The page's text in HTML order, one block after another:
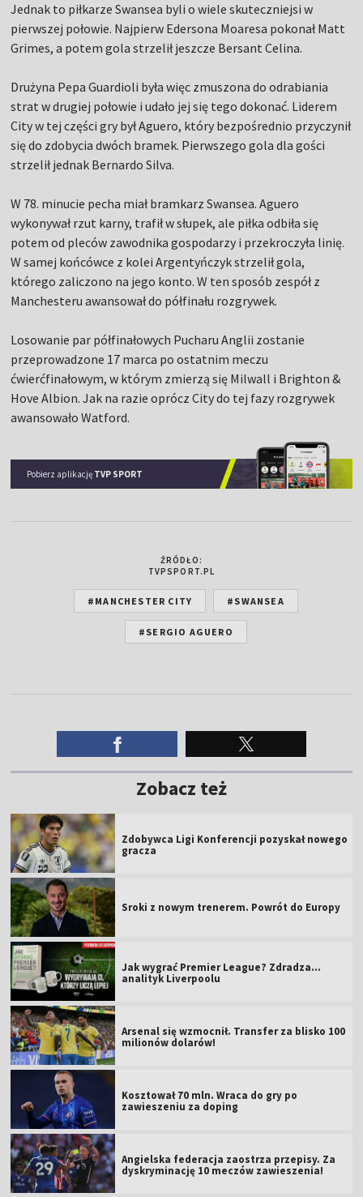
Jednak to piłkarze Swansea byli o wiele skuteczniejsi w
pierwszej połowie. Najpierw Edersona Moaresa pokonał Matt
Grimes, a potem gola strzelił jeszcze Bersant Celina.
Drużyna Pepa Guardioli była więc zmuszona do odrabiania
strat w drugiej połowie i udało jej się tego dokonać. Liderem
City w tej części gry był Aguero, który bezpośrednio przyczynił
się do zdobycia dwóch bramek. Pierwszego gola dla gości
strzelił jednak Bernardo Silva.
W 78. minucie pecha miał bramkarz Swansea. Aguero
wykonywał rzut karny, trafił w słupek, ale piłka odbiła się
potem od pleców zawodnika gospodarzy i przekroczyła linię.
W samej końcówce z kolei Argentyńczyk strzelił gola,
którego zaliczono na jego konto. W ten sposób zespół z
Manchesteru awansował do półfinału rozgrywek.
Losowanie par półfinałowych Pucharu Anglii zostanie
przeprowadzone 17 marca po ostatnim meczu
ćwierćfinałowym, w którym zmierzą się Milwall i Brighton &
Hove Albion. Jak na razie oprócz City do tej fazy rozgrywek
awansowało Watford.
Pobierz aplikację TVP SPORT
ŹRÓDŁO:
TVPSPORT.PL
#MANCHESTER CITY #SWANSEA
#SERGIO AGUERO
Zobacz też
Zdobywca Ligi Konferencji pozyskał nowego
gracza
Sroki z nowym trenerem. Powrót do Europy
Jak wygrać Premier League? Zdradza...
analityk Liverpoolu
Arsenal się wzmocnił. Transfer za blisko 100
milionów dolarów!
Kosztował 70 mln. Wraca do gry po
zawieszeniu za doping
Angielska federacja zaostrza przepisy. Za
dyskryminację 10 meczów zawieszenia!